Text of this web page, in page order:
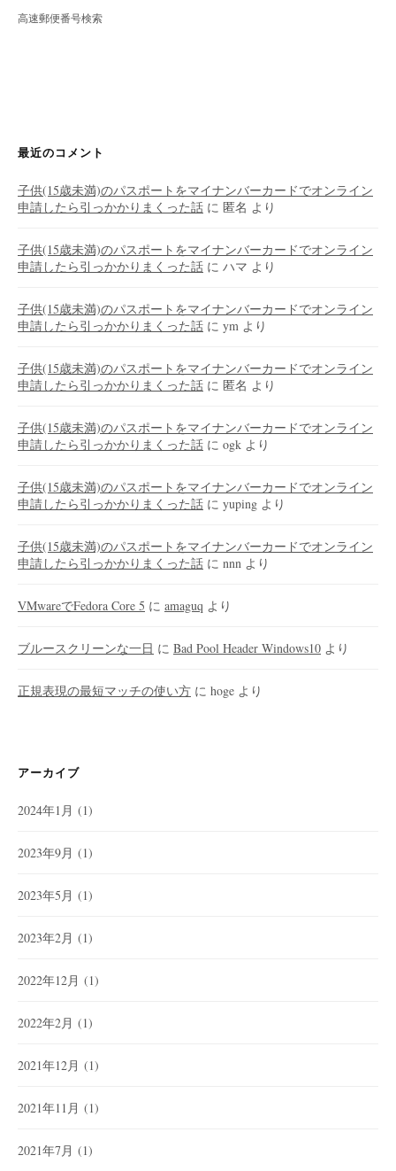
高速郵便番号検索
最近のコメント
子供(15歳未満)のパスポートをマイナンバーカードでオンライン
申請したら引っかかりまくった話 に 匿名 より
子供(15歳未満)のパスポートをマイナンバーカードでオンライン
申請したら引っかかりまくった話 に ハマ より
子供(15歳未満)のパスポートをマイナンバーカードでオンライン
申請したら引っかかりまくった話 に ym より
子供(15歳未満)のパスポートをマイナンバーカードでオンライン
申請したら引っかかりまくった話 に 匿名 より
子供(15歳未満)のパスポートをマイナンバーカードでオンライン
申請したら引っかかりまくった話 に ogk より
子供(15歳未満)のパスポートをマイナンバーカードでオンライン
申請したら引っかかりまくった話 に yuping より
子供(15歳未満)のパスポートをマイナンバーカードでオンライン
申請したら引っかかりまくった話 に nnn より
VMwareでFedora Core 5 に amaguq より
ブルースクリーンな一日 に Bad Pool Header Windows10 より
正規表現の最短マッチの使い方 に hoge より
アーカイブ
2024年1月 (1)
2023年9月 (1)
2023年5月 (1)
2023年2月 (1)
2022年12月 (1)
2022年2月 (1)
2021年12月 (1)
2021年11月 (1)
2021年7月 (1)